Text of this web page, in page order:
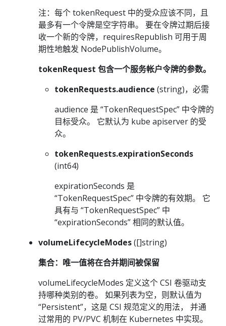
注：每个 tokenRequest 中的受众应该不同，且
最多有一个令牌是空字符串。 要在令牌过期后接
收一个新的令牌，requiresRepublish 可用于周
期性地触发 NodePublishVolume。
tokenRequest 包含一个服务帐户令牌的参数。
tokenRequests.audience (string)，必需
audience 是 “TokenRequestSpec” 中令牌的
目标受众。 它默认为 kube apiserver 的受
众。
tokenRequests.expirationSeconds
(int64)
expirationSeconds 是
“TokenRequestSpec” 中令牌的有效期。 它
具有与 “TokenRequestSpec” 中
“expirationSeconds” 相同的默认值。
volumeLifecycleModes([]string)
集合：唯一值将在合并期间被保留
volumeLifecycleModes 定义这个 CSI 卷驱动支
持哪种类别的卷。 如果列表为空，则默认值为
“Persistent”，这是 CSI 规范定义的用法， 并通
过常用的 PV/PVC 机制在 Kubernetes 中实现。